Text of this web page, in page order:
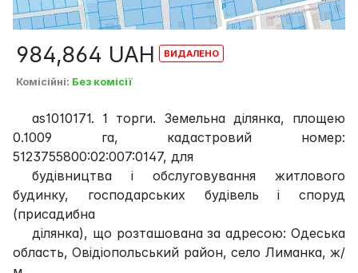
984,864 UAH
Комісійні: Без комісії
as1010171. 1 торги. Земельна ділянка, площею
0.1009 га, кадастровий номер:
5123755800:02:007:0147, для
будівництва і обслуговування житлового
будинку, господарських будівель і споруд
(присадибна
ділянка), що розташована за адресою: Одеська
область, Овідіопольський район, село Лиманка, ж/